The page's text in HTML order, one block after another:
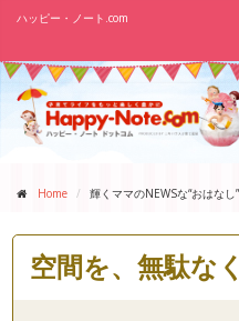
ハッピー・ノート.com
Home 輝くママのNEWSな“おはなし”
空間を、無駄な